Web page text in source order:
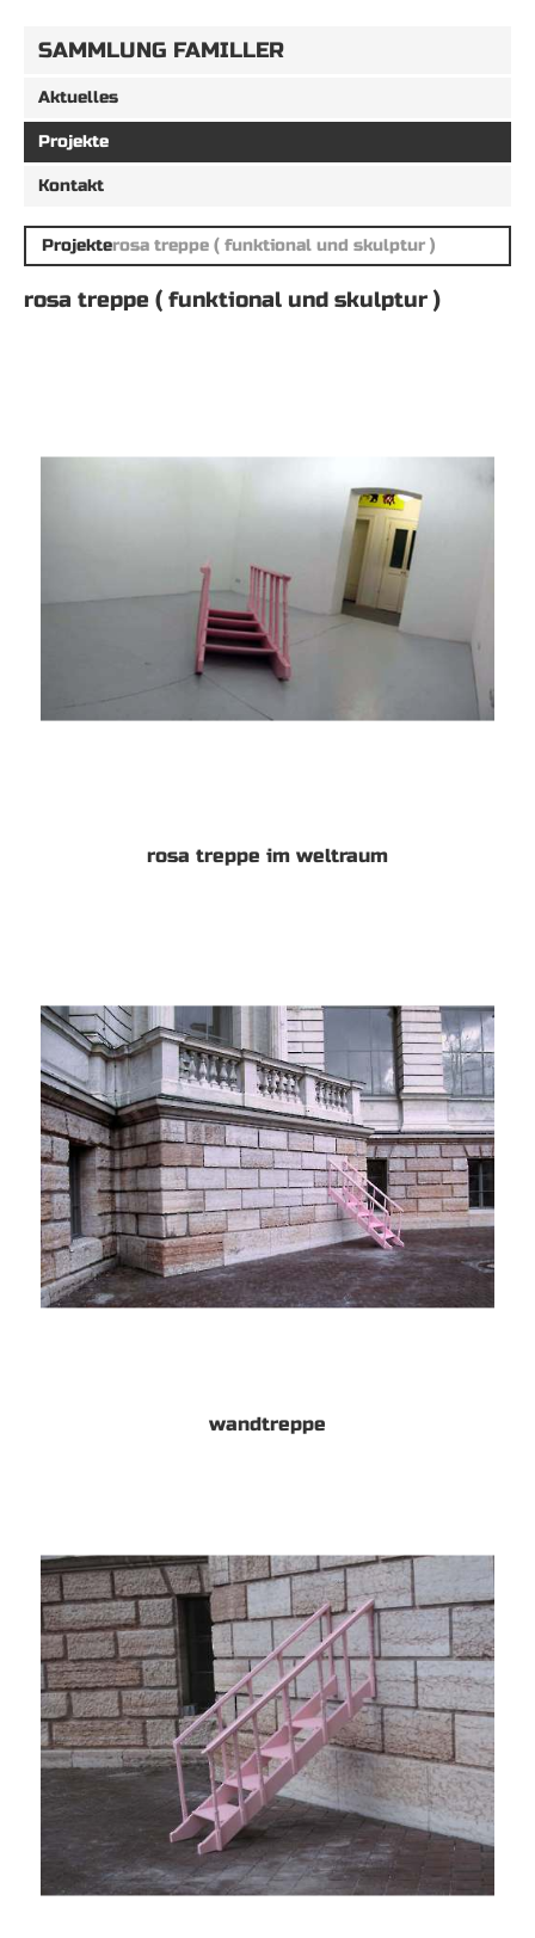
SAMMLUNG FAMILLER
Aktuelles
Projekte
Kontakt
Projekterosa treppe ( funktional und skulptur )
rosa treppe ( funktional und skulptur )
rosa treppe im weltraum
wandtreppe